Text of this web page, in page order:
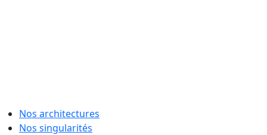
Nos architectures
Nos singularités